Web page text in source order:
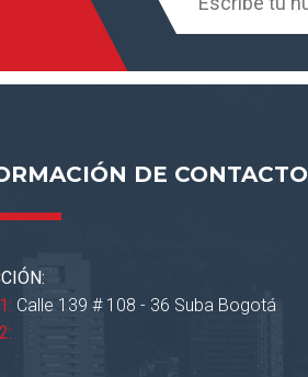
DE CONTACTO
Calle 139 # 108 - 36 Suba Bogotá